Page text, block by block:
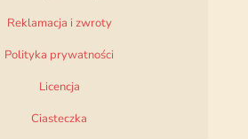
Reklamacja i zwroty
Polityka prywatności
Licencja
Ciasteczka